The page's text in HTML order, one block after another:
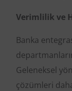
Verimlilik ve
Banka
Geleneksel
çözümleri